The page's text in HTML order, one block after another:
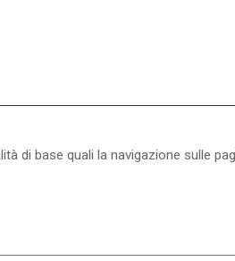
di base quali la navigazione sulle